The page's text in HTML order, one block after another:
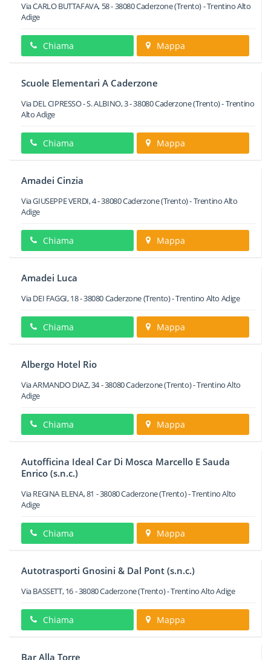
Via CARLO BUTTAFAVA, 58-38080Caderzone(Trento) -Trentino Alto
Adige
Chiama Mappa
Scuole Elementari A Caderzone
Via DEL CIPRESSO - S. ALBINO, 3-38080Caderzone(Trento) -Trentino
Alto Adige
Chiama Mappa
Amadei Cinzia
Via GIUSEPPE VERDI, 4-38080Caderzone(Trento) -Trentino Alto
Adige
Chiama Mappa
Amadei Luca
Via DEI FAGGI, 18-38080Caderzone(Trento) -Trentino Alto Adige
Chiama Mappa
Albergo Hotel Rio
Via ARMANDO DIAZ, 34-38080Caderzone(Trento) -Trentino Alto
Adige
Chiama Mappa
Autofficina Ideal Car Di Mosca Marcello E Sauda
Enrico (s.n.c.)
Via REGINA ELENA, 81 -38080Caderzone(Trento) -Trentino Alto
Adige
Chiama Mappa
Autotrasporti Gnosini & Dal Pont (s.n.c.)
Via BASSETT, 16-38080Caderzone(Trento) -Trentino Alto Adige
Chiama Mappa
Bar Alla Torre